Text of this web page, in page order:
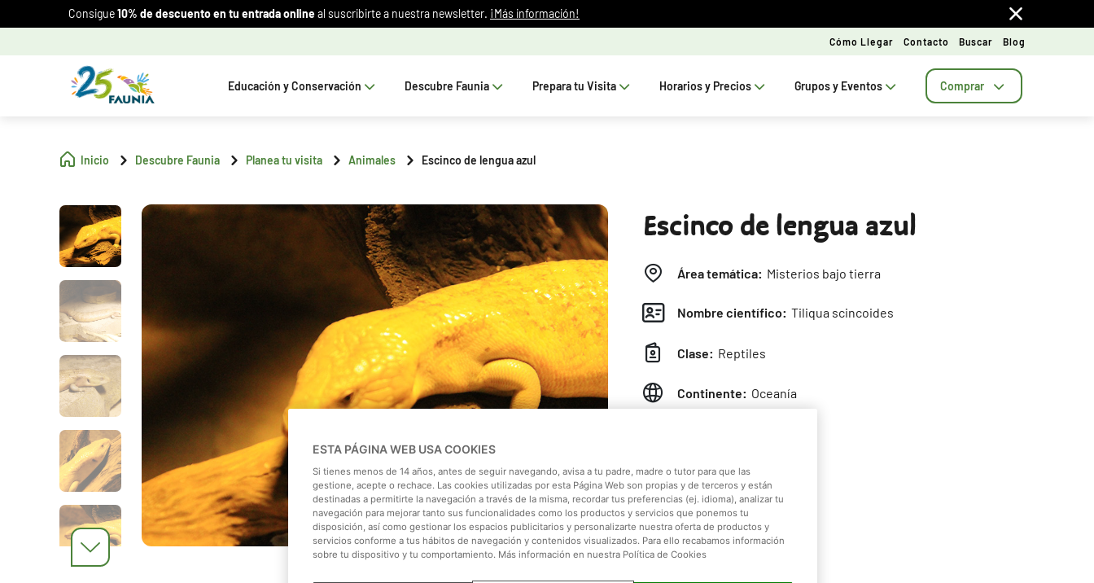
Consigue10% de descuento en tu entrada onlineal suscribirte a nuestra newsletter. ¡Más información!
Cómo Llegar Contacto Buscar Blog
Educación y Conservación Descubre Faunia Prepara tu Visita Horarios y Precios Grupos y Eventos Comprar
Inicio Descubre Faunia Planea tu visita Animales Escinco de lengua azul
Escinco de lengua azul
Área temática: Misterios bajo tierra
Nombre científico: Tiliqua scincoides
Clase: Reptiles
Continente: Oceanía
Dieta:Omnívoro
Peso:280-510 g
Tamaño:
ESTA PÁGINA WEB USA COOKIES
Si tienes menos de 14 años, antes de seguir navegando, avisa a tu padre, madre o tutor para que las
gestione, acepte o rechace. Las cookies utilizadas por esta Página Web son propias y de terceros y están
destinadas a permitirte la navegación a través de la misma, recordar tus preferencias (ej. idioma), analizar tu
navegación para mejorar tanto sus funcionalidades como los productos y servicios que ponemos tu
disposición, así como gestionar los espacios publicitarios y personalizarte nuestra oferta de productos y
servicios conforme a tus hábitos de navegación y contenidos visualizados. Para ello recabamos información
sobre tu dispositivo y tu comportamiento. Más información en nuestra Política de Cookies